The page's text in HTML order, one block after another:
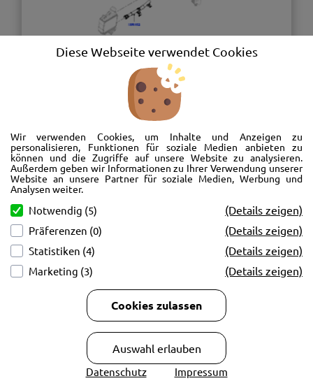
Diese Webseite verwendet Cookies
Wir verwenden Cookies, um Inhalte und Anzeigen zu
personalisieren, Funktionen für soziale Medien anbieten zu
können und die Zugriffe auf unsere Website zu analysieren.
Außerdem geben wir Informationen zu Ihrer Verwendung unserer
Website an unsere Partner für soziale Medien, Werbung und
Analysen weiter.
Notwendig (5) (Details zeigen)
Präferenzen (0) (Details zeigen)
Statistiken (4) (Details zeigen)
Marketing (3) (Details zeigen)
Cookies zulassen
Auswahl erlauben
Datenschutz Impressum
42 Ersatzteil/e
L550 DISCOVERY SPORT 2015 >
(L550),Hergestellt in Werk Changsu (China)
52 Ersatzteil/e